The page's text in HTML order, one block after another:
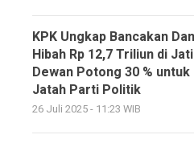
KPK Ungkap Bancakan
Hibah Rp 12,7 Triliun di
Dewan Potong 30 % untuk
Jatah Parti Politik
26 Juli 2025 - 11:23 WIB